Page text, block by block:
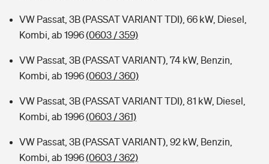
VW Passat, 3B (PASSAT VARIANT TDI), 66 kW, Diesel,
Kombi, ab 1996(0603 / 359)
VW Passat, 3B (PASSAT VARIANT), 74 kW, Benzin,
Kombi, ab 1996(0603 / 360)
VW Passat, 3B (PASSAT VARIANT TDI), 81 kW, Diesel,
Kombi, ab 1996(0603 / 361)
VW Passat, 3B (PASSAT VARIANT), 92 kW, Benzin,
Kombi, ab 1996(0603 / 362)